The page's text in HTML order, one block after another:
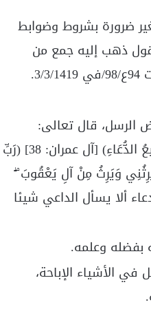
ضرورة بشروط وضوابط
ذهب إليه جمع من
الرسل، قال تعالى:
(هُنَالِكَ دَعَا زَكَرِيَّا رَبَّهُ ۖ قَالَ رَبِّ هَبْ لِي مِن لَّدُنكَ ذُرِّيَّةً طَيِّبَةً ۖ إِنَّكَ سَمِيعُ الدُّعَاءِ) [آل عمران: 38] (رَبِّ
(5) يَرِثُنِي وَيَرِثُ مِنْ آلِ يَعْقُوبَ
شروط الدعاء ألا يسأل الداعي شيئا
بفضله وعلمه.
الأشياء الإباحة،